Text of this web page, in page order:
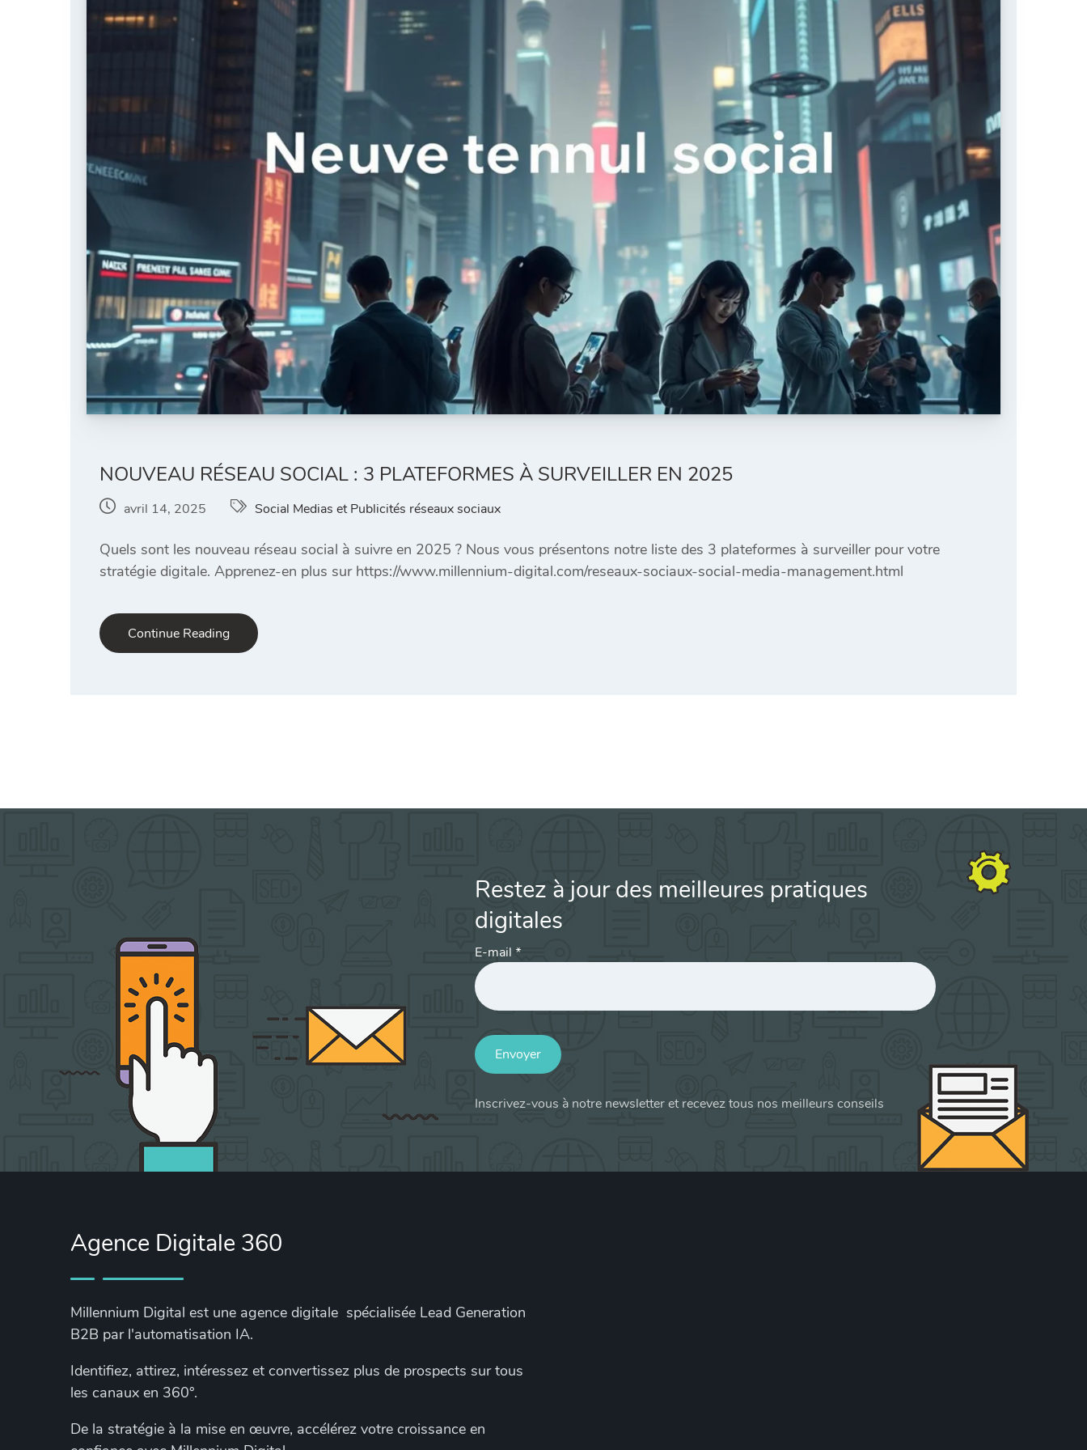
NOUVEAU RÉSEAU SOCIAL : 3 PLATEFORMES À SURVEILLER EN 2025
avril 14, 2025 Social Medias et Publicités réseaux sociaux
Quels sont les nouveau réseau social à suivre en 2025 ? Nous vous présentons notre liste des 3 plateformes à surveiller pour votre
stratégie digitale. Apprenez-en plus sur https://www.millennium-digital.com/reseaux-sociaux-social-media-management.html
Continue Reading
Restez à jour des meilleures pratiques
digitales
E-mail *
Envoyer
Inscrivez-vous à notre newsletter et recevez tous nos meilleurs conseils
Agence Digitale 360
Millennium Digital est une agence digitale spécialisée Lead Generation
B2B par l'automatisation IA.
Identifiez, attirez, intéressez et convertissez plus de prospects sur tous
les canaux en 360°.
De la stratégie à la mise en œuvre, accélérez votre croissance en